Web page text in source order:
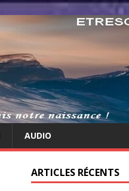
AUDIO
ARTICLES RÉCENTS